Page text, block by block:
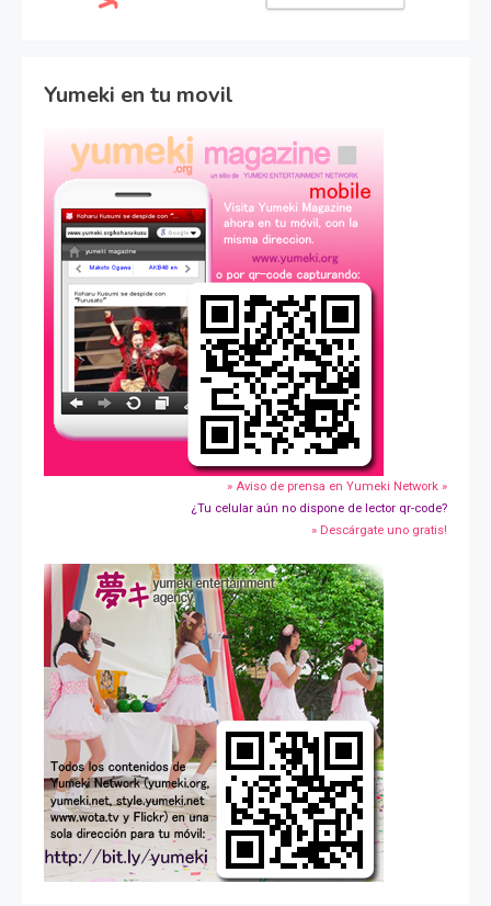
Yumeki en tu movil
» Aviso de prensa en Yumeki Network »
¿Tu celular aún no dispone de lector qr-code?
» Descárgate uno gratis!